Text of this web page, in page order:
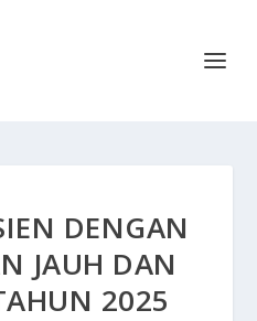
DENGAN
JAUH DAN
2025